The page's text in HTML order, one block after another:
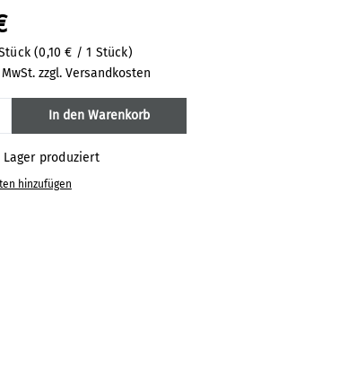
(0,10 € / 1 Stück)
zzgl. Versandkosten
produziert
Anzahl: Gib den gewünschten
In den Warenkorb
hinzufügen